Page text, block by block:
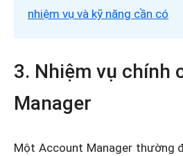
nhiệm vụ và kỹ năng cần có
3. Nhiệm vụ chính
Manager
Một Account Manager thường